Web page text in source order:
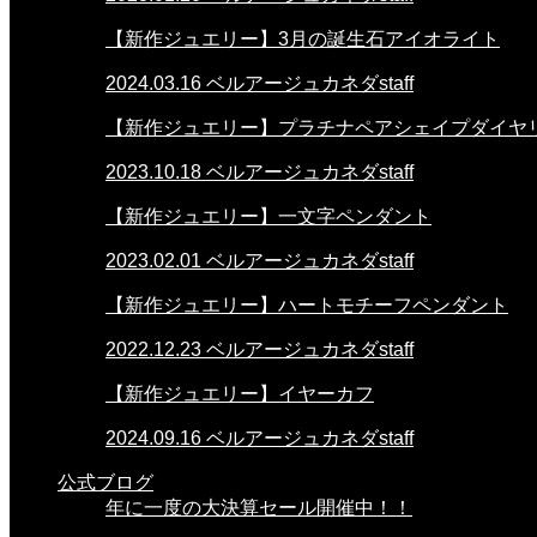
【新作ジュエリー】3月の誕生石アイオライト
2024.03.16 ベルアージュカネダstaff
【新作ジュエリー】プラチナペアシェイプダイヤ
2023.10.18 ベルアージュカネダstaff
【新作ジュエリー】一文字ペンダント
2023.02.01 ベルアージュカネダstaff
【新作ジュエリー】ハートモチーフペンダント
2022.12.23 ベルアージュカネダstaff
【新作ジュエリー】イヤーカフ
2024.09.16 ベルアージュカネダstaff
公式ブログ
年に一度の大決算セール開催中！！